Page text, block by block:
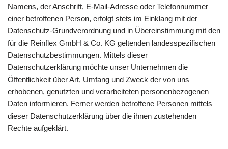
Namens, der Anschrift, E-Mail-Adresse oder Telefonnummer
einer betroffenen Person, erfolgt stets im Einklang mit der
Datenschutz-Grundverordnung und in Übereinstimmung mit den
für die Reinflex GmbH & Co. KG geltenden landesspezifischen
Datenschutzbestimmungen. Mittels dieser
Datenschutzerklärung möchte unser Unternehmen die
Öffentlichkeit über Art, Umfang und Zweck der von uns
erhobenen, genutzten und verarbeiteten personenbezogenen
Daten informieren. Ferner werden betroffene Personen mittels
dieser Datenschutzerklärung über die ihnen zustehenden
Rechte aufgeklärt.